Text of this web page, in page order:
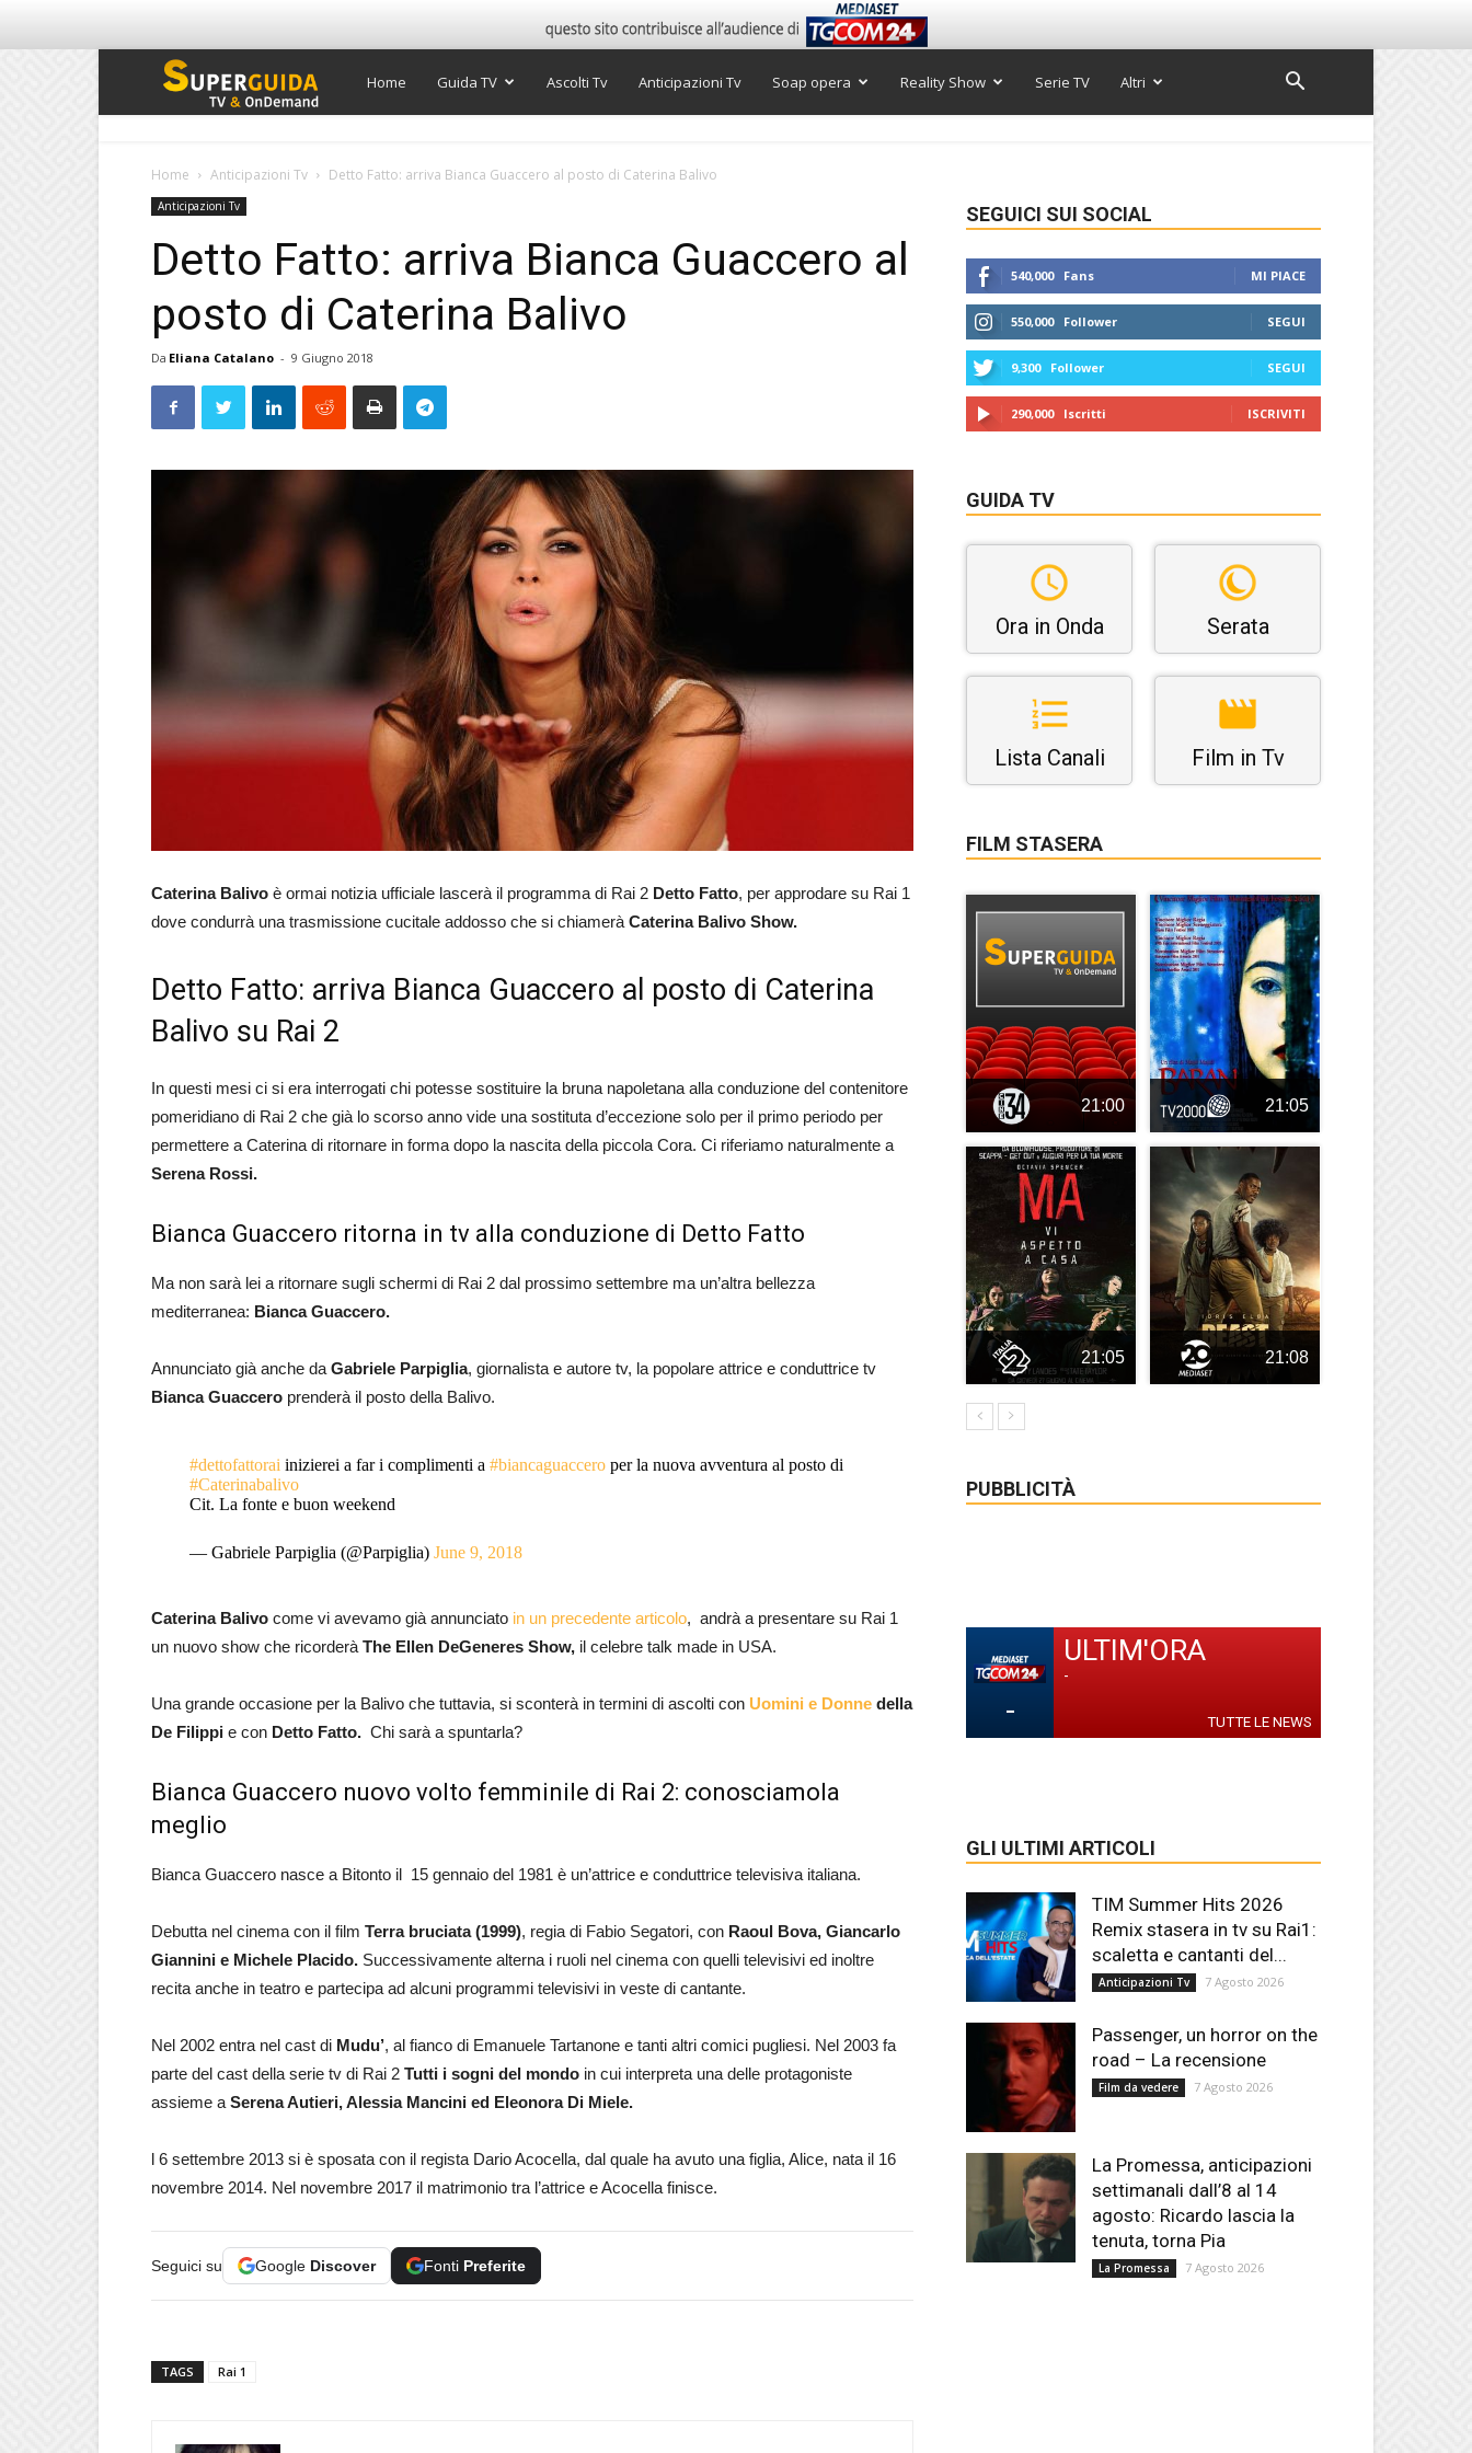
Super
Home Guida TV Ascolti Tv Anticipazioni Tv Soap opera Reality Show Serie TV Altri
Home Anticipazioni Tv Detto Fatto: arriva Bianca Guaccero al posto di Caterina Balivo
Anticipazioni Tv
Detto Fatto: arriva Bianca Guaccero al
posto di Caterina Balivo
Da Eliana Catalano - 9 Giugno 2018
Caterina Balivo è ormai notizia ufficiale lascerà il programma di Rai 2 Detto Fatto, per approdare su Rai 1
dove condurrà una trasmissione cucitale addosso che si chiamerà Caterina Balivo Show.
Detto Fatto: arriva Bianca Guaccero al posto di Caterina
Balivo su Rai 2
In questi mesi ci si era interrogati chi potesse sostituire la bruna napoletana alla conduzione del contenitore
pomeridiano di Rai 2 che già lo scorso anno vide una sostituta d’eccezione solo per il primo periodo per
permettere a Caterina di ritornare in forma dopo la nascita della piccola Cora. Ci riferiamo naturalmente a
Serena Rossi.
Bianca Guaccero ritorna in tv alla conduzione di Detto Fatto
Ma non sarà lei a ritornare sugli schermi di Rai 2 dal prossimo settembre ma un’altra bellezza
mediterranea: Bianca Guaccero.
Annunciato già anche da Gabriele Parpiglia, giornalista e autore tv, la popolare attrice e conduttrice tv
Bianca Guaccero prenderà il posto della Balivo.
#dettofattorai inizierei a far i complimenti a #biancaguacceroper la nuova avventura al posto di
#Caterinabalivo
Cit. La fonte e buon weekend
— Gabriele Parpiglia (@Parpiglia) June 9, 2018
Caterina Balivo come vi avevamo già annunciato in un precedente articolo, andrà a presentare su Rai 1
un nuovo show che ricorderà The Ellen DeGeneres Show, il celebre talk made in USA.
Una grande occasione per la Balivo che tuttavia, si sconterà in termini di ascolti con Uomini e Donne della
De Filippi e con Detto Fatto. Chi sarà a spuntarla?
Bianca Guaccero nuovo volto femminile di Rai 2: conosciamola
meglio
Bianca Guaccero nasce a Bitonto il 15 gennaio del 1981 è un’attrice e conduttrice televisiva italiana.
Debutta nel cinema con il film Terra bruciata (1999), regia di Fabio Segatori, con Raoul Bova, Giancarlo
Giannini e Michele Placido. Successivamente alterna i ruoli nel cinema con quelli televisivi ed inoltre
recita anche in teatro e partecipa ad alcuni programmi televisivi in veste di cantante.
Nel 2002 entra nel cast di Mudu’, al fianco di Emanuele Tartanone e tanti altri comici pugliesi. Nel 2003 fa
parte del cast della serie tv di Rai 2 Tutti i sogni del mondo in cui interpreta una delle protagoniste
assieme a Serena Autieri, Alessia Mancini ed Eleonora Di Miele.
l 6 settembre 2013 si è sposata con il regista Dario Acocella, dal quale ha avuto una figlia, Alice, nata il 16
novembre 2014. Nel novembre 2017 il matrimonio tra l’attrice e Acocella finisce.
Seguici su Google Discover Fonti Preferite
TAGS Rai 1
SEGUICI SUI SOCIAL
540,000 Fans MI PIACE
550,000 Follower SEGUI
9,300 Follower SEGUI
290,000 Iscritti ISCRIVITI
GUIDA TV
Ora in Onda Serata
Lista Canali Film in Tv
FILM STASERA
21:00 21:05
21:05 21:08
PUBBLICITÀ
-
ULTIM'ORA
-
TUTTE LE NEWS
GLI ULTIMI ARTICOLI
TIM Summer Hits 2026
Remix stasera in tv su Rai1:
scaletta e cantanti del...
Anticipazioni Tv 7 Agosto 2026
Passenger, un horror on the
road – La recensione
Film da vedere 7 Agosto 2026
La Promessa, anticipazioni
settimanali dall’8 al 14
agosto: Ricardo lascia la
tenuta, torna Pia
La Promessa 7 Agosto 2026